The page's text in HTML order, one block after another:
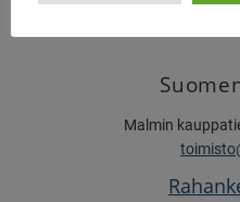
Malmin